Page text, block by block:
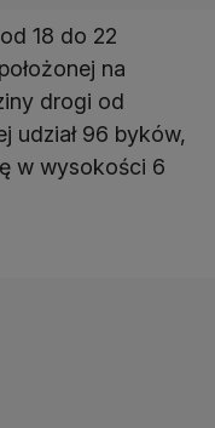
18 do 22
na
drogi od
udział 96 byków,
w wysokości 6